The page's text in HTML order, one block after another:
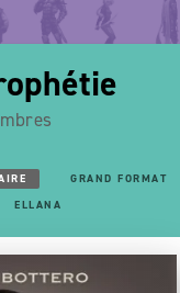
GRAND FORMAT
ELLANA